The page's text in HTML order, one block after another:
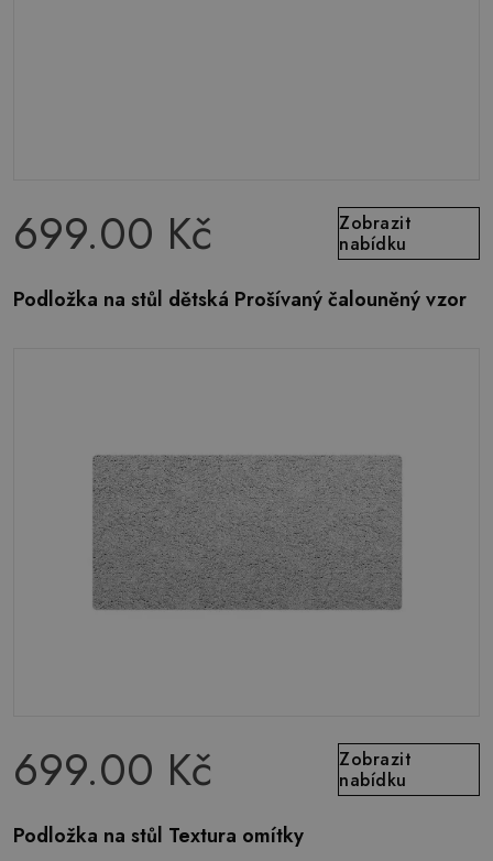
699.00 Kč
Zobrazit
nabídku
Podložka na stůl dětská Prošívaný čalouněný vzor
699.00 Kč
Zobrazit
nabídku
Podložka na stůl Textura omítky